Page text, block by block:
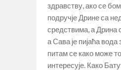
здравству, ако се
подручје Дрине са
средствима, а Дрина
а Сава је пијаћа
питам се како може
интересује. Како